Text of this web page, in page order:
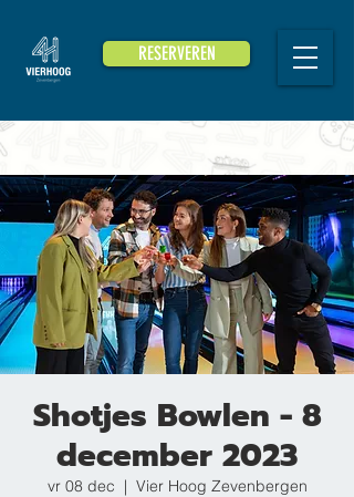
RESERVEREN
Shotjes Bowlen - 8
december 2023
vr 08 dec
  |
Vier Hoog Zevenbergen